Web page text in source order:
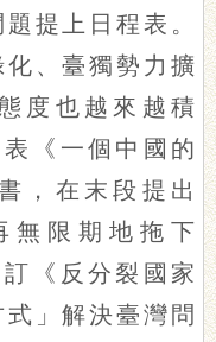
提上日程表。
、臺獨勢力擴
度也越來越積
《一個中國的
，在末段提出
無限期地拖下
《反分裂國家
」解決臺灣問